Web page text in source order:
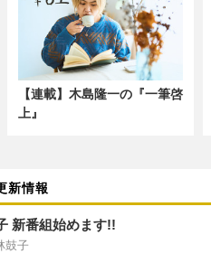
【連載】木島隆一の『一筆啓
上』
新情報
新番組始めます!!
鼓子